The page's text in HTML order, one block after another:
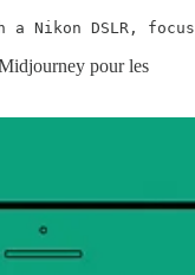
Nikon DSLR,
pour les